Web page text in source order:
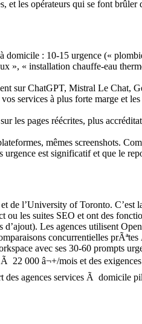
les opérateurs qui se font
domicile : 10-15 urgence («
», « installation chauffe-eau
sur ChatGPT, Mistral Le Chat,
services à plus forte marge et
les pages réécrites, plus
mêmes screenshots.
urgence est significatif et que le
de l’University of Toronto.
les suites SEO et ont des
Les agences utilisent
concurrentielles
avec ses 30-60 prompts
22 000 â¬+/mois et des
des agences services Ã